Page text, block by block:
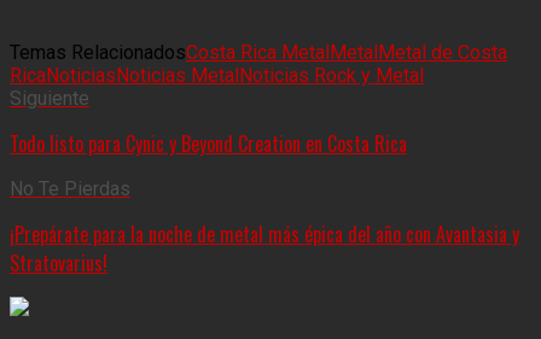
Temas RelacionadosCosta Rica MetalMetalMetal de Costa
RicaNoticiasNoticias MetalNoticias Rock y Metal
Siguiente
Todo listo para Cynic y Beyond Creation en Costa Rica
No Te Pierdas
¡Prepárate para la noche de metal más épica del año con Avantasia y
Stratovarius!